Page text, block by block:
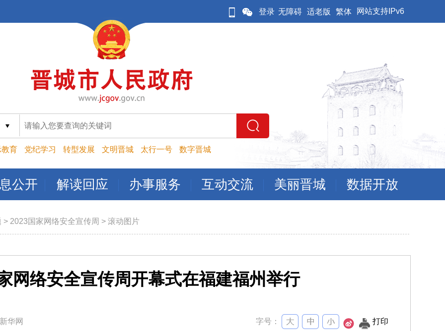
登录 无障碍 适老版 繁体 网站支持IPv6
育 党纪学习 转型发展 文明晋城 太行一号 数字晋城
公开 解读回应 办事服务 互动交流 美丽晋城 数据开放
> 2023国家网络安全宣传周 > 滚动图片
网络安全宣传周开幕式在福建福州举行
华网 字号： 打印